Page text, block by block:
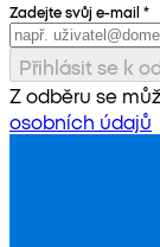
Zadejte svůj e-mail *
Přihlásit se k
Z odběru se
osobních údajů